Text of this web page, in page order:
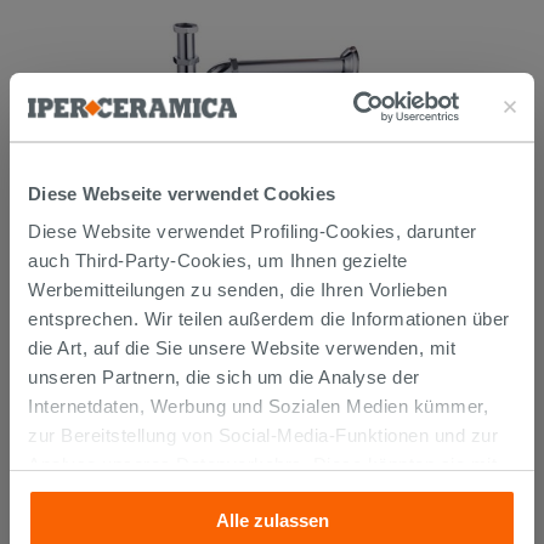
Diese Webseite verwendet Cookies
Diese Website verwendet Profiling-Cookies, darunter
auch Third-Party-Cookies, um Ihnen gezielte
Werbemitteilungen zu senden, die Ihren Vorlieben
entsprechen. Wir teilen außerdem die Informationen über
die Art, auf die Sie unsere Website verwenden, mit
unseren Partnern, die sich um die Analyse der
Internetdaten, Werbung und Sozialen Medien kümmer,
zur Bereitstellung von Social-Media-Funktionen und zur
anderen Informationen, die Sie ihnen geliefert haben oder
die sie aufgrund Ihrer Verwendung ihrer Dienste
Alle zulassen
SIPHON FÜR BIDET 11/4 'S'-FÖRMIG
MESSING CHROM
19,90 € /STK.
IN DEN WARENKORB LEGEN